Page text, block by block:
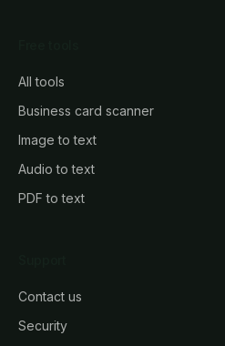
All tools
Business card scanner
Image to text
Audio to text
PDF to text
Contact us
Security